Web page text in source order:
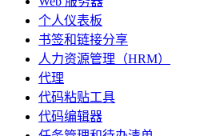
个人仪表板
书签和链接分享
人力资源管理（HRM）
代理
代码粘贴工具
代码编辑器